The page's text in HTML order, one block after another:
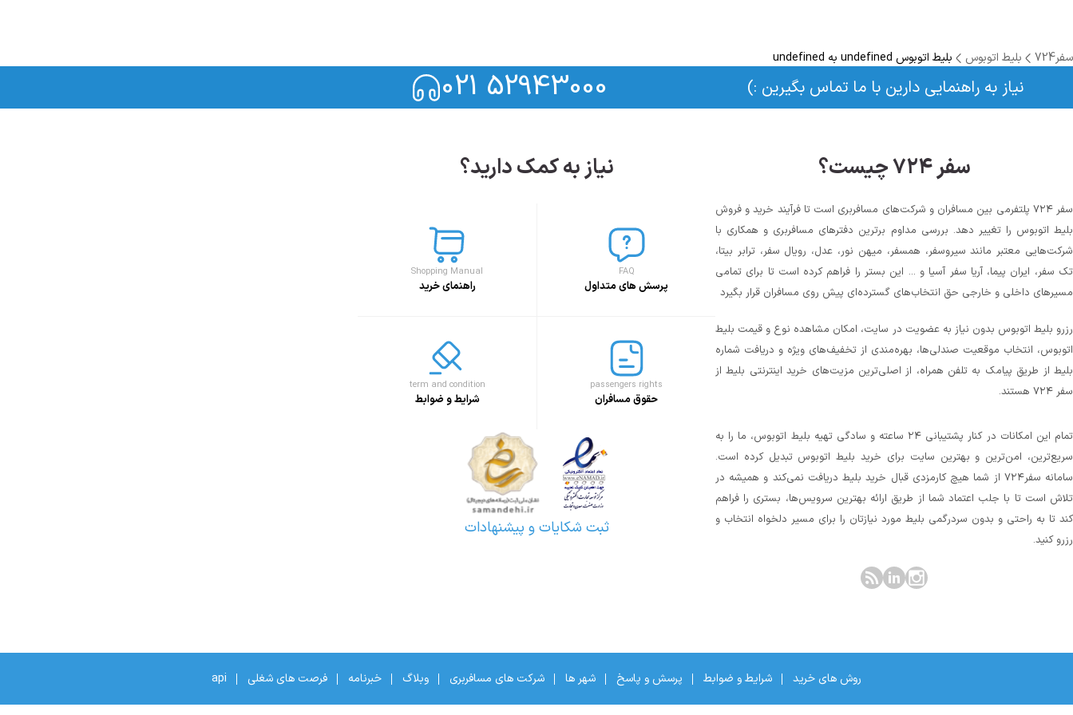
سفر724 بلیط اتوبوس بلیط اتوبوس undefined به undefined
نیاز به راهنمایی دارین با ما تماس بگیرین :) 021 52943000
سفر ۷۲۴ چیست؟
سفر ۷۲۴ پلتفرمی بین مسافران و شرکت‌های مسافربری است تا فرآیند خرید و فروش
بلیط اتوبوس را تغییر دهد. بررسی مداوم برترین دفترهای مسافربری و همکاری با
شرکت‌هایی معتبر مانند سیروسفر، همسفر، میهن‌ نور، عدل، رویال سفر، ترابر بیتا،
تک سفر، ایران پیما، آریا سفر آسیا و ... این بستر را فراهم کرده است تا برای تمامی
مسیرهای داخلی و خارجی حق انتخاب‌های گسترده‌ای پیش روی مسافران قرار بگیرد
رزرو بلیط اتوبوس بدون نیاز به عضویت در سایت، امکان مشاهده نوع و قیمت بلیط
اتوبوس، انتخاب موقعیت صندلی‌ها، بهره‌مندی از تخفیف‌های ویژه و دریافت شماره‌
بلیط از طریق پیامک به تلفن همراه، از اصلی‌ترین مزیت‌های خرید اینترنتی بلیط از
سفر ۷۲۴ هستند.
تمام این امکانات در کنار پشتیبانی‌ ۲۴ ساعته و سادگی تهیه بلیط اتوبوس، ما را به
سریع‌ترین، امن‌ترین و بهترین سایت برای خرید بلیط اتوبوس تبدیل کرده است.
سامانه سفر۷۲۴ از شما هیچ کارمزدی قبال خرید بلیط دریافت نمی‌کند و همیشه در
تلاش است تا با جلب اعتماد شما از طریق ارائه بهترین سرویس‌ها، بستری را فراهم
کند تا به راحتی و بدون سردرگمی بلیط مورد نیازتان را برای مسیر دلخواه انتخاب و
رزرو کنید.
نیاز به کمک دارید؟
FAQ
پرسش های متداول
Shopping Manual
راهنمای خرید
passengers rights
حقوق مسافران
term and condition
شرایط و ضوابط
ثبت شکایات و پیشنهادات
روش های خرید شرایط و ضوابط پرسش و پاسخ شهر ها شرکت های مسافربری وبلاگ خبرنامه فرصت های شغلی api